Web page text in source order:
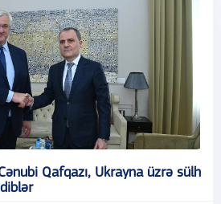
Qafqazı, Ukrayna üzrə sülh